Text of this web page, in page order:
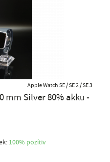
Apple Watch SE / SE 2 / SE 3
mm Silver 80% akku -
100% pozítiv